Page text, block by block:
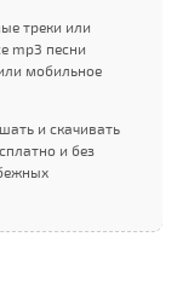
треки или
mp3 песни
мобильное
и скачивать
и без